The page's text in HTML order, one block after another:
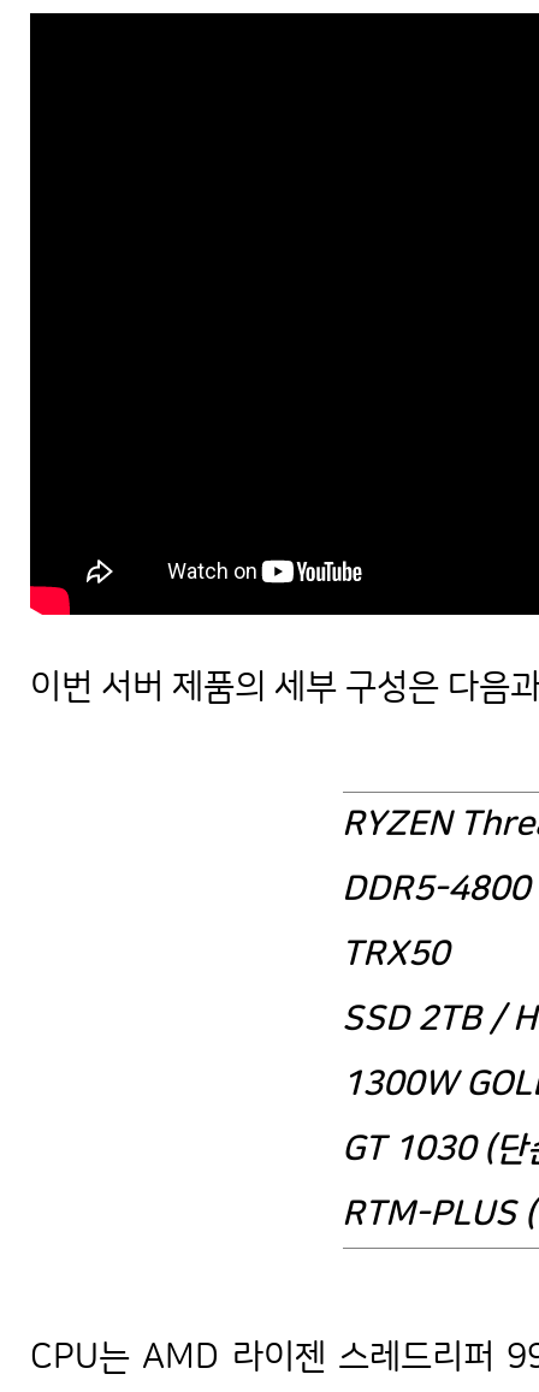
이번 서버 제품의 세부 구성은 다음
RYZEN
DDR5-
TRX50
SSD 2TB /
1300W
GT 1030 (단
RTM-PLUS
CPU는 AMD 라이젠 스레드리퍼